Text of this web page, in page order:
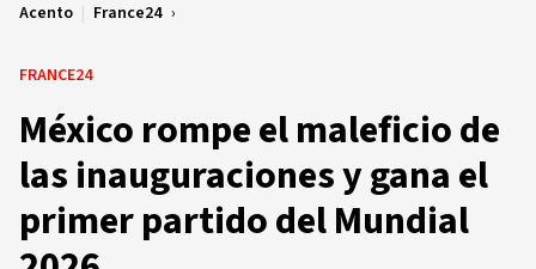
Acento | France24
FRANCE24
México rompe el maleficio de
las inauguraciones y gana el
primer partido del Mundial